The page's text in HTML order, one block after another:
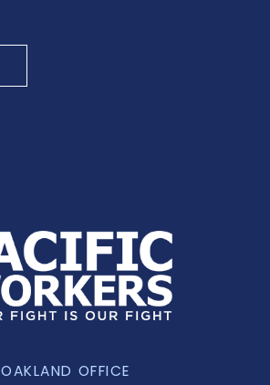
OAKLAND OFFICE